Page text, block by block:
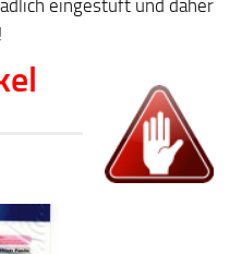
eingestuft und daher